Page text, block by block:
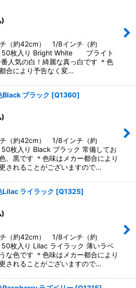
)
（約42cm） 1/8インチ（約
枚入り Bright White ブライト
人気の白！綺麗な真っ白です ＊色
合により予告なく変…
ブラック [Q1360]
)
（約42cm） 1/8インチ（約
枚入り Black ブラック 常備してお
、黒です ＊色味はメカー都合により
されることがございますので…
ライラック [Q1325]
)
（約42cm） 1/8インチ（約
枚入り Lilac ライラック 薄いラベ
な色です ＊色味はメカー都合により
されることがございますので…